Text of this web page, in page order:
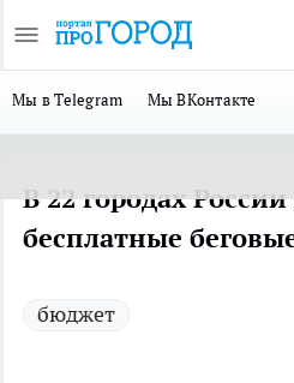
Мы в Telegram Мы ВКонтакте
В 22 городах
бесплатные
бюджет